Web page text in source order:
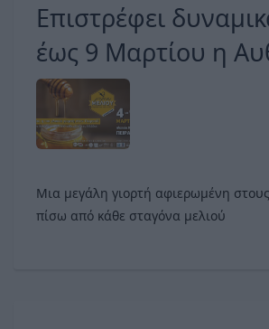
Επιστρέφει
έως 9 Μαρτίου η
Γιορτή Μελιού &
Μέλισσας!
Μια μεγάλη γιορτή αφιερωμένη
πίσω από κάθε σταγόνα μελιού